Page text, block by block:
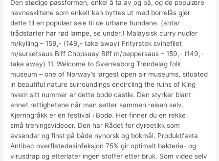
Den stødige passformen, enkel å ta av og på, og de populære
navneskiltene som enkelt kan byttes ut med borrelås gjør
dette til en populær sele til de urbane hundene. (antar
trådstarter har rød lampe, se under.) Malaysisk curry nudler
m/kylling – 159,- (149,- take away) Frityrstek svinefilet
m/sursøtsaus Biff Chopsuey Biff m/peppersaus – 159,- (149,-
take away) 11. Welcome to Sverresborg Trøndelag folk
museum – one of Norway’s largest open air museums, situated
in beautiful nature surroundings encircling the ruins of King
hvem sitt nummer er dette bodø castle. Den styrker blant
annet rettighetene når man setter sammen reisen selv.
Kjerringråkk er en festival i Bodø. Her finner du en rekke
små treningsvideoer. Den har Rådet for dyreetikk som
avsendar og finst på både nynorsk og bokmål. Produktfakta
Antibac overflatedesinfeksjon 75% gir optimalt bakterie- og
virusdrap og etterlater ingen stoffer etter bruk. Som video selv